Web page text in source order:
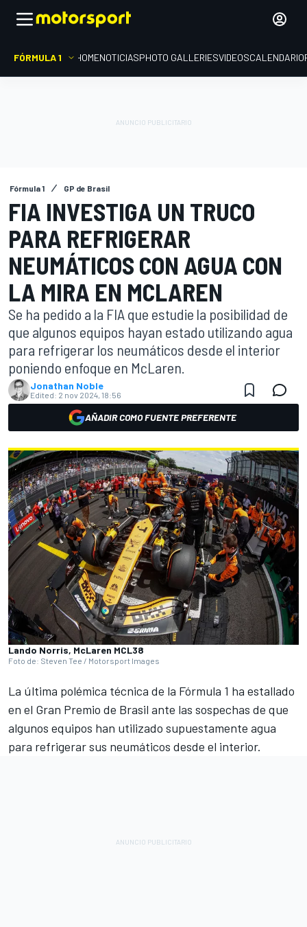
FÓRMULA 1 HOMENOTICIASPHOTO GALLERIESVIDEOSCALENDARIO
Fórmula 1 GP de Brasil
FIA INVESTIGA UN TRUCO
PARA REFRIGERAR
NEUMÁTICOS CON AGUA CON
LA MIRA EN MCLAREN
Se ha pedido a la FIA que estudie la posibilidad de
que algunos equipos hayan estado utilizando agua
para refrigerar los neumáticos desde el interior
poniendo enfoque en McLaren.
Jonathan Noble
Edited: 2 nov 2024, 18:56
AÑADIR COMO FUENTE PREFERENTE
Lando Norris, McLaren MCL38
Foto de: Steven Tee / Motorsport Images
La última polémica técnica de la Fórmula 1 ha estallado
en el Gran Premio de Brasil ante las sospechas de que
algunos equipos han utilizado supuestamente agua
para refrigerar sus neumáticos desde el interior.